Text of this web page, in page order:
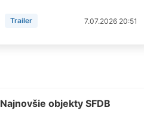
Trailer 7.07.2026 20:51
Najnovšie objekty SFDB